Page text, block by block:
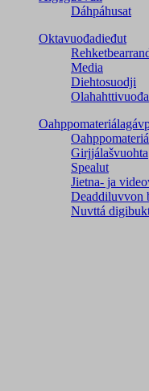
Dáhpáhusat
Oktavuođadieđut
Media
Diehtosuodji
Girjjálašvuohta
Spealut
Jietna- ja
Deaddiluvvon
Nuvttá